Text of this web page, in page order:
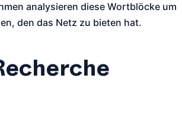
analysieren diese Wortblöcke um
den das Netz zu bieten hat.